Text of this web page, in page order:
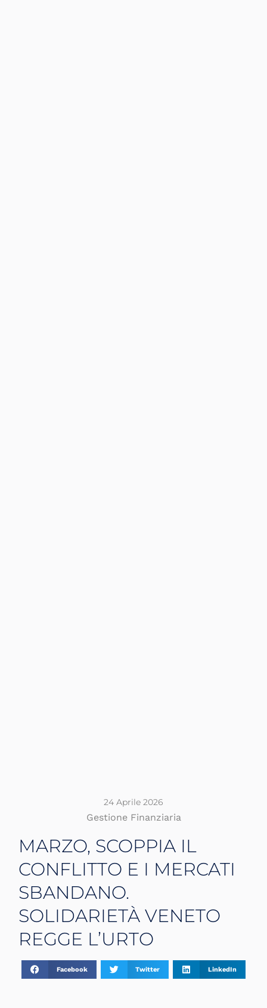
24 Aprile 2026
Gestione Finanziaria
MARZO, SCOPPIA IL
CONFLITTO E I MERCATI
SBANDANO.
SOLIDARIETÀ VENETO
REGGE L’URTO
Facebook Twitter LinkedIn